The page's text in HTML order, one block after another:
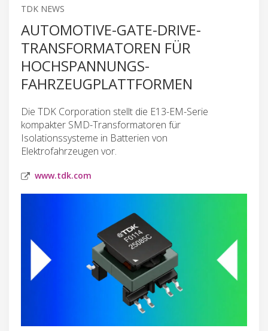
TDK NEWS
AUTOMOTIVE-GATE-DRIVE-
TRANSFORMATOREN FÜR
HOCHSPANNUNGS-
FAHRZEUGPLATTFORMEN
Die TDK Corporation stellt die E13-EM-Serie
kompakter SMD-Transformatoren für
Isolationssysteme in Batterien von
Elektrofahrzeugen vor.
www.tdk.com